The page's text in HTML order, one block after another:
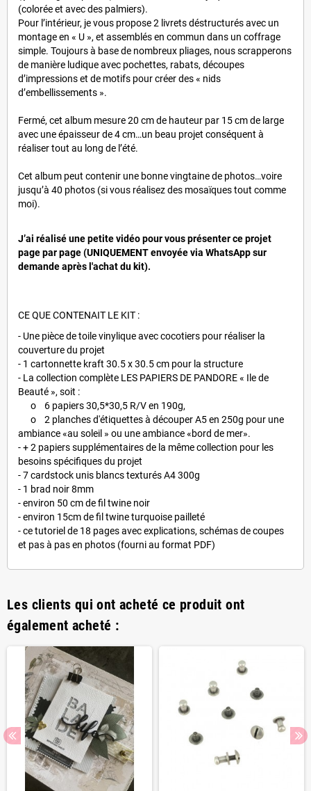
(colorée et avec des palmiers).
Pour l’intérieur, je vous propose 2 livrets déstructurés avec un
montage en « U », et assemblés en commun dans un coffrage
simple. Toujours à base de nombreux pliages, nous scrapperons
de manière ludique avec pochettes, rabats, découpes
d’impressions et de motifs pour créer des « nids
d’embellissements ».
Fermé, cet album mesure 20 cm de hauteur par 15 cm de large
avec une épaisseur de 4 cm…un beau projet conséquent à
réaliser tout au long de l’été.
Cet album peut contenir une bonne vingtaine de photos…voire
jusqu’à 40 photos (si vous réalisez des mosaïques tout comme
moi).
J’ai réalisé une petite vidéo pour vous présenter ce projet
page par page (UNIQUEMENT envoyée via WhatsApp sur
demande après l'achat du kit).
CE QUE CONTENAIT LE KIT :
- Une pièce de toile vinylique avec cocotiers pour réaliser la
couverture du projet
- 1 cartonnette kraft 30.5 x 30.5 cm pour la structure
- La collection complète LES PAPIERS DE PANDORE « Ile de
Beauté », soit :
o 6 papiers 30,5*30,5 R/V en 190g,
o 2 planches d'étiquettes à découper A5 en 250g pour une
ambiance «au soleil » ou une ambiance «bord de mer».
- + 2 papiers supplémentaires de la même collection pour les
besoins spécifiques du projet
- 7 cardstock unis blancs texturés A4 300g
- 1 brad noir 8mm
- environ 50 cm de fil twine noir
- environ 15cm de fil twine turquoise pailleté
- ce tutoriel de 18 pages avec explications, schémas de coupes
et pas à pas en photos (fourni au format PDF)
Les clients qui ont acheté ce produit ont
également acheté :